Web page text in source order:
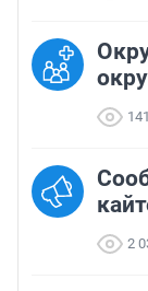
2